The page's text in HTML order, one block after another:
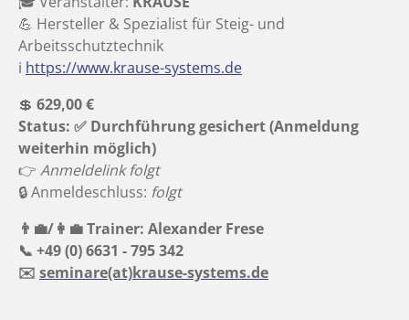
💪 Hersteller & Spezialist für Steig- und
Arbeitsschutztechnik
ℹ️ https://www.krause-systems.de
💲 629,00 €
Status: ✅ Durchführung gesichert (Anmeldung
weiterhin möglich)
👉 ️ Anmeldelink folgt
🔒 Anmeldeschluss: folgt
👨‍💼/👩‍💼 Trainer: Alexander Frese
📞 +49 (0) 6631 - 795 342
✉️ seminare(at)krause-systems.de